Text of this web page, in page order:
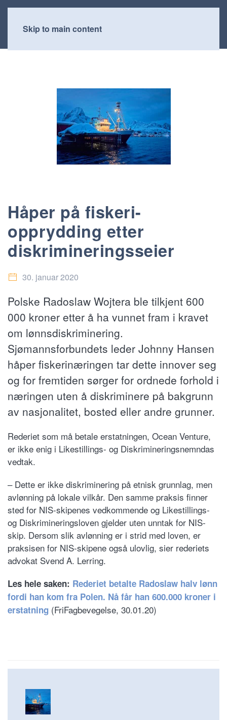
Skip to main content
Håper på fiskeri-
opprydding etter
diskrimineringsseier
30. januar 2020
Polske Radoslaw Wojtera ble tilkjent 600
000 kroner etter å ha vunnet fram i kravet
om lønnsdiskriminering.
Sjømannsforbundets leder Johnny Hansen
håper fiskerinæringen tar dette innover seg
og for fremtiden sørger for ordnede forhold i
næringen uten å diskriminere på bakgrunn
av nasjonalitet, bosted eller andre grunner.
Rederiet som må betale erstatningen, Ocean Venture,
er ikke enig i Likestillings- og Diskrimineringsnemndas
vedtak.
– Dette er ikke diskriminering på etnisk grunnlag, men
avlønning på lokale vilkår. Den samme praksis finner
sted for NIS-skipenes vedkommende og Likestillings-
og Diskrimineringsloven gjelder uten unntak for NIS-
skip. Dersom slik avlønning er i strid med loven, er
praksisen for NIS-skipene også ulovlig, sier rederiets
advokat Svend A. Lerring.
Les hele saken: Rederiet betalte Radoslaw halv lønn
fordi han kom fra Polen. Nå får han 600.000 kroner i
erstatning (FriFagbevegelse, 30.01.20)